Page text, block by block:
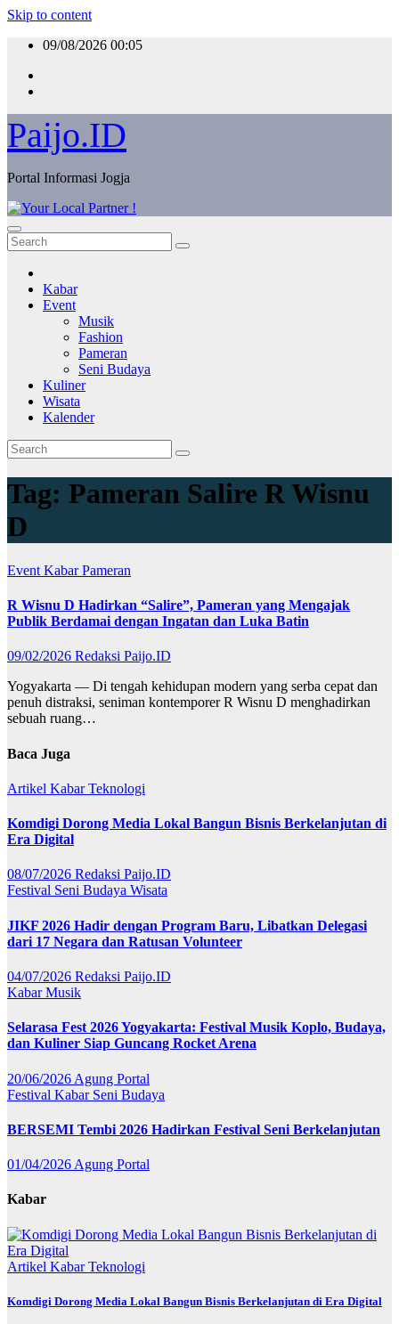
Skip to content
09/08/2026 00:05
Paijo.ID
Portal Informasi Jogja
Kabar
Event
Musik
Fashion
Pameran
Seni Budaya
Kuliner
Wisata
Kalender
Tag: Pameran Salire R Wisnu
D
Event KabarPameran
R Wisnu D Hadirkan “Salire”, Pameran yang Mengajak
Publik Berdamai dengan Ingatan dan Luka Batin
09/02/2026 Redaksi Paijo.ID
Yogyakarta — Di tengah kehidupan modern yang serba cepat dan
penuh distraksi, seniman kontemporer R Wisnu D menghadirkan
sebuah ruang…
Baca Juga
Artikel KabarTeknologi
Komdigi Dorong Media Lokal Bangun Bisnis Berkelanjutan di
Era Digital
08/07/2026 Redaksi Paijo.ID
Festival Seni Budaya Wisata
JIKF 2026 Hadir dengan Program Baru, Libatkan Delegasi
dari 17 Negara dan Ratusan Volunteer
04/07/2026 Redaksi Paijo.ID
KabarMusik
Selarasa Fest 2026 Yogyakarta: Festival Musik Koplo, Budaya,
dan Kuliner Siap Guncang Rocket Arena
20/06/2026 Agung Portal
Festival Kabar Seni Budaya
BERSEMI Tembi 2026 Hadirkan Festival Seni Berkelanjutan
01/04/2026 Agung Portal
Kabar
Artikel KabarTeknologi
Komdigi Dorong Media Lokal Bangun Bisnis Berkelanjutan di Era Digital